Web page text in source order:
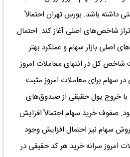
در سطح 12 تا 18 همتی داشته باشد. بورس تهران احتمالاً
تراز شاخص‌های اصلی آغاز کند. احتمال
بازار سهام و عملکرد بهتر
کل در انتهای معاملات امروز
سهام برای معاملات امروز مثبت
با خروج پول حقیقی از صندوق‌های
صفوف خرید سهام احتمالاً افزایش
سهام نیز احتمال افزایش وجود
امروز سرانه خرید هر کد حقیقی در